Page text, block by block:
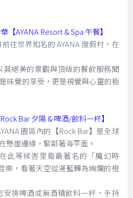
AYANA Resort & Spa 午餐】
往世界知名的 AYANA 度假村，在
其絕美的景觀與頂級的餐飲服務聞
味覺的享受，更是視覺與心靈的極
Bar 夕陽 & 啤酒/飲料一杯】
園區內的【Rock Bar】是全球
懸崖邊緣，緊鄰著海平面。
此等候峇里島最著名的「魔幻時
樂，看著天空從湛藍轉為絢爛的橙
安排啤酒或無酒精飲料一杯，手持